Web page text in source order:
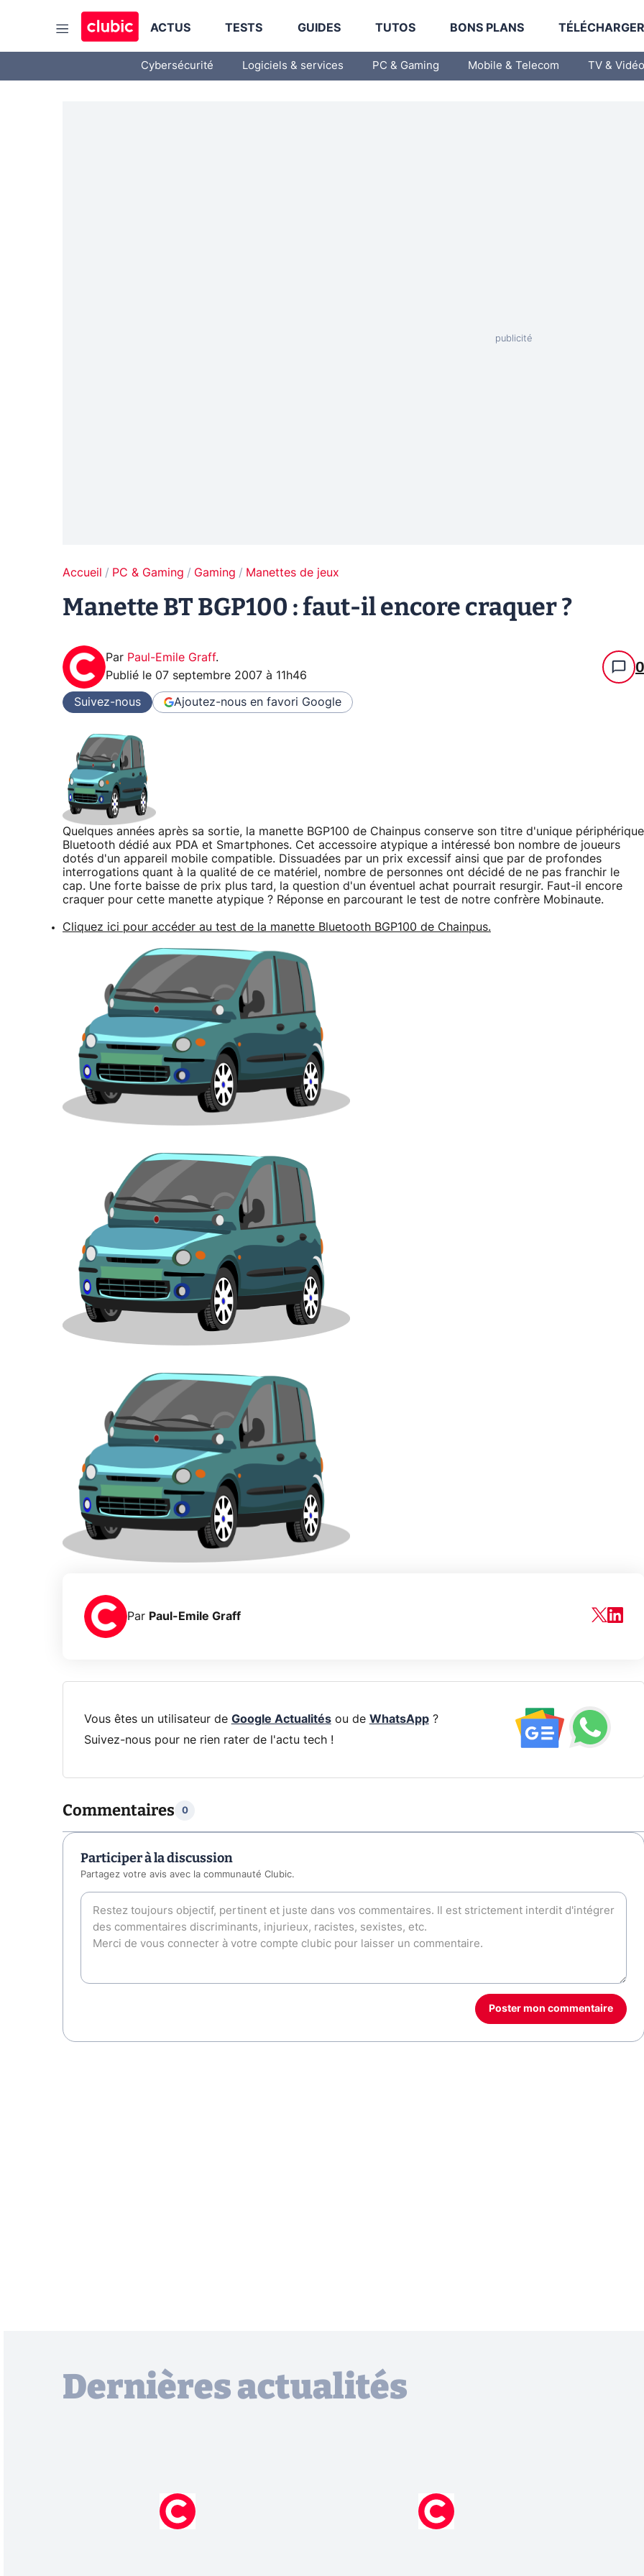
ACTUS TESTS GUIDES TUTOS BONS PLANS
Cybersécurité Logiciels & services PC & Gaming Mobile & Telecom TV & Vidéo
Accueil PC & Gaming Gaming Manettes de jeux
Manette BT BGP100 : faut-il encore craquer ?
Par Paul-Emile Graff.
Publié le 07 septembre 2007 à 11h46 0
Suivez-nous Ajoutez-nous en favori Google
Quelques années après sa sortie, la manette BGP100 de Chainpus conserve son titre d'unique périphérique
Bluetooth dédié aux PDA et Smartphones. Cet accessoire atypique a intéressé bon nombre de joueurs
dotés d'un appareil mobile compatible. Dissuadées par un prix excessif ainsi que par de profondes
interrogations quant à la qualité de ce matériel, nombre de personnes ont décidé de ne pas franchir le
cap. Une forte baisse de prix plus tard, la question d'un éventuel achat pourrait resurgir. Faut-il encore
craquer pour cette manette atypique ? Réponse en parcourant le test de notre confrère Mobinaute.
Cliquez ici pour accéder au test de la manette Bluetooth BGP100 de Chainpus.
Par Paul-Emile Graff
Vous êtes un utilisateur de Google Actualitésou de WhatsApp?
Suivez-nous pour ne rien rater de l'actu tech !
Commentaires 0
Participer à la discussion
Partagez votre avis avec la communauté Clubic.
Poster mon commentaire
Dernières actualités